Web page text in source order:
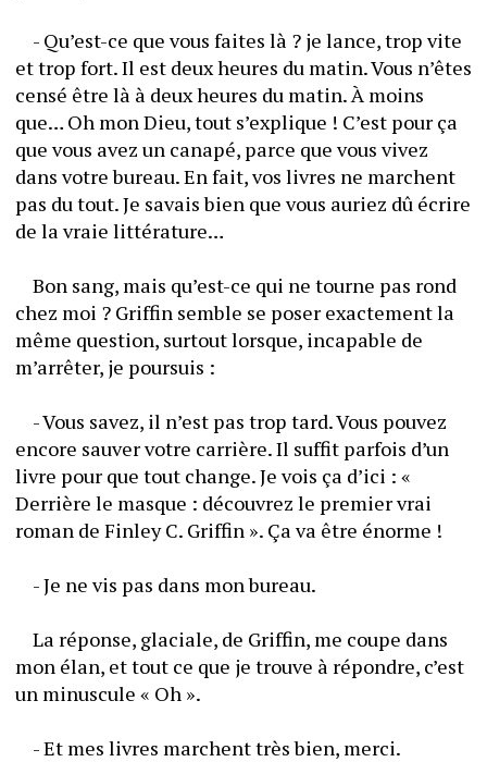
	- Qu’est-ce que vous faites là ? je lance, trop vite
et trop fort. Il est deux heures du matin. Vous n’êtes
censé être là à deux heures du matin. À moins
que… Oh mon Dieu, tout s’explique ! C’est pour ça
que vous avez un canapé, parce que vous vivez
dans votre bureau. En fait, vos livres ne marchent
pas du tout. Je savais bien que vous auriez dû écrire
de la vraie littérature…
	Bon sang, mais qu’est-ce qui ne tourne pas rond
chez moi ? Griffin semble se poser exactement la
même question, surtout lorsque, incapable de
m’arrêter, je poursuis :
	- Vous savez, il n’est pas trop tard. Vous pouvez
encore sauver votre carrière. Il suffit parfois d’un
livre pour que tout change. Je vois ça d’ici : «
Derrière le masque : découvrez le premier vrai
roman de Finley C. Griffin ». Ça va être énorme !
	- Je ne vis pas dans mon bureau.
	La réponse, glaciale, de Griffin, me coupe dans
mon élan, et tout ce que je trouve à répondre, c’est
un minuscule « Oh ».
	- Et mes livres marchent très bien, merci.